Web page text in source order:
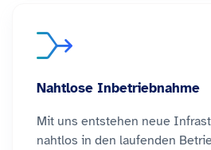
Nahtlose Inbetriebnahme
Mit uns entstehen neue
nahtlos in den laufenden